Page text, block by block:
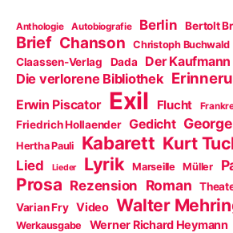
Anthologie Autobiografie Berlin Bertolt
Brief Chanson Christoph Buchwald
Claassen-Verlag Dada Der
Die verlorene Bibliothek
Erwin Piscator Exil Flucht
Friedrich Hollaender Gedicht
Hertha Pauli Kabarett Kurt
Lied Lieder Lyrik Marseille Müller
Prosa Rezension Roman
Varian Fry Video Walter
Werkausgabe Werner Richard Heymann